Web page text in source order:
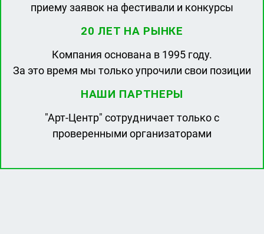
приему заявок на фестивали и конкурсы
20 ЛЕТ НА РЫНКЕ
Компания основана в 1995 году.
За это время мы только упрочили свои позиции
НАШИ ПАРТНЕРЫ
"Арт-Центр" сотрудничает только с
проверенными организаторами